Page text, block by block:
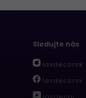
Sledujte nás
lavdecorsk
lavdecorsk